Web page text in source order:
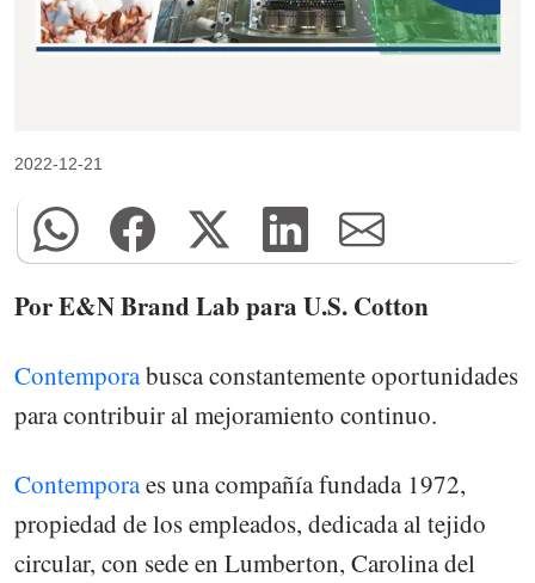
2022-12-21
Por E&N Brand Lab para U.S. Cotton
Contemporabusca constantemente oportunidades
para contribuir al mejoramiento continuo.
Contemporaes una compañía fundada 1972,
propiedad de los empleados, dedicada al tejido
circular, con sede en Lumberton, Carolina del